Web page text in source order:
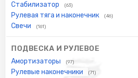
Стабилизатор (63)
Рулевая тяга и наконечник (46)
Свечи (161)
ПОДВЕСКА И РУЛЕВОЕ
Амортизаторы (97)
Рулевые наконечники (71)